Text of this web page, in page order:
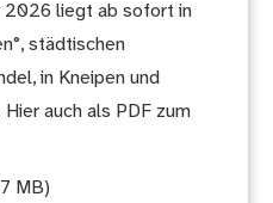
2026 liegt ab sofort in
städtischen
in Kneipen und
auch als PDF zum
MB)